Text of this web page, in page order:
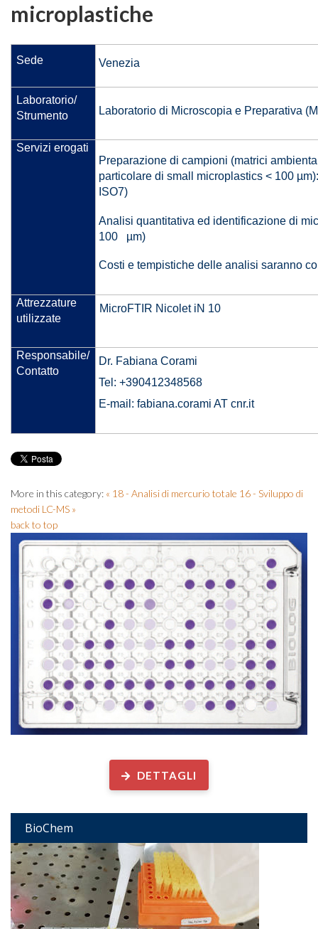
microplastiche
Sede Venezia
Laboratorio/
Strumento
Laboratorio di Microscopia e Preparativa
Servizi erogati
Preparazione di campioni (matrici
particolare di small microplastics < 100
ISO7)
Analisi quantitativa ed identificazione di
100 µm)
Costi e tempistiche delle analisi saranno
Attrezzature
utilizzate
MicroFTIR Nicolet iN 10
Responsabile/
Contatto
Dr. Fabiana Corami
Tel: +390412348568
E-mail: fabiana.corami AT cnr.it
More in this category: « 18 - Analisi di mercurio totale 16 - Sviluppo di
metodi LC-MS »
back to top
DETTAGLI
BioChem